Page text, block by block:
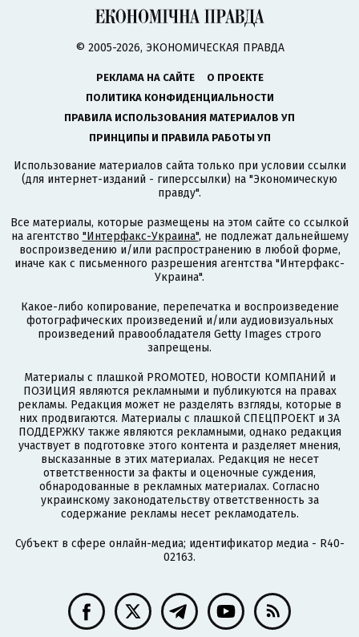
© 2005-2026, ЭКОНОМИЧЕСКАЯ ПРАВДА
РЕКЛАМА НА САЙТЕ
О ПРОЕКТЕ
ПОЛИТИКА КОНФИДЕНЦИАЛЬНОСТИ
ПРАВИЛА ИСПОЛЬЗОВАНИЯ МАТЕРИАЛОВ УП
ПРИНЦИПЫ И ПРАВИЛА РАБОТЫ УП
Использование материалов сайта только при условии ссылки
(для интернет-изданий - гиперссылки) на "Экономическую
правду".
Все материалы, которые размещены на этом сайте со ссылкой
на агентство "Интерфакс-Украина", не подлежат дальнейшему
воспроизведению и/или распространению в любой форме,
иначе как с письменного разрешения агентства "Интерфакс-
Украина".
Какое-либо копирование, перепечатка и воспроизведение
фотографических произведений и/или аудиовизуальных
произведений правообладателя Getty Images строго
запрещены.
Материалы с плашкой PROMOTED, НОВОСТИ КОМПАНИЙ и
ПОЗИЦИЯ являются рекламными и публикуются на правах
рекламы. Редакция может не разделять взгляды, которые в
них продвигаются. Материалы с плашкой СПЕЦПРОЕКТ и ЗА
ПОДДЕРЖКУ также являются рекламными, однако редакция
участвует в подготовке этого контента и разделяет мнения,
высказанные в этих материалах. Редакция не несет
ответственности за факты и оценочные суждения,
обнародованные в рекламных материалах. Согласно
украинскому законодательству ответственность за
содержание рекламы несет рекламодатель.
Субъект в сфере онлайн-медиа; идентификатор медиа - R40-
02163.